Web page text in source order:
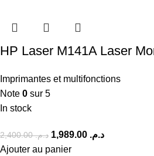
HP Laser M141A Laser
Imprimantes et multifonctions
Note 0 sur 5
In stock
د.م.2,400.00 د.م.
Ajouter au panier